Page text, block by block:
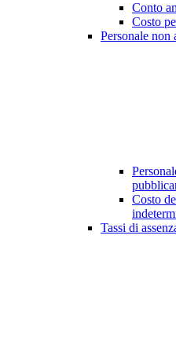
Conto
Costo
Personale non
Costo
Tassi di